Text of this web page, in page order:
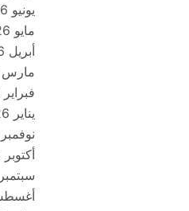
يونيو 2026
مايو 2026
أبريل 2026
مارس 2026
فبراير 2026
يناير 2026
نوفمبر 2025
أكتوبر 2025
سبتمبر 2025
أغسطس